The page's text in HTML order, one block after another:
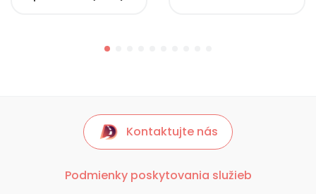
Kontaktujte nás
Podmienky poskytovania služieb